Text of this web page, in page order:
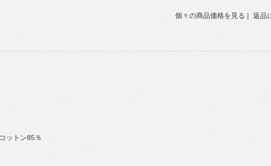
個々の商品価格を見る | 返品
ットン85％